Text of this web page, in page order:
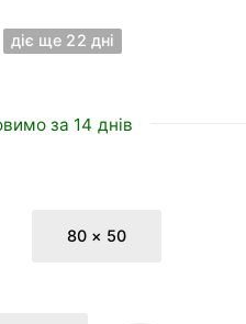
діє ще 22 днi
за 14 днів
80 × 50